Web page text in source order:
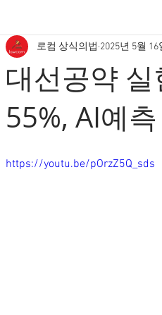
대선공약
55%, AI예측
로컴 상식의법 2025년 5월 16
https://youtu.be/pOrzZ5Q_sds